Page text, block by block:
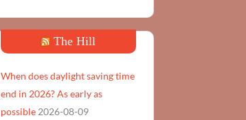
The Hill
When does daylight saving time
end in 2026? As early as
possible 2026-08-09